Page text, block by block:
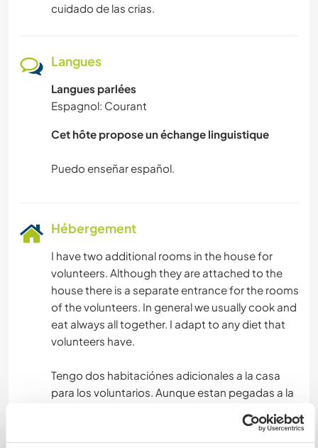
cuidado de las crias.
Langues
Langues parlées
Espagnol: Courant
Cet hôte propose un échange linguistique
Hébergement
I have two additional rooms in the house for
volunteers. Although they are attached to the
house there is a separate entrance for the rooms
of the volunteers. In general we usually cook and
eat always all together. I adapt to any diet that
volunteers have.
Tengo dos habitaciónes adicionales a la casa
para los voluntarios. Aunque estan pegadas a la
En general solemos cocinar y comer siempre